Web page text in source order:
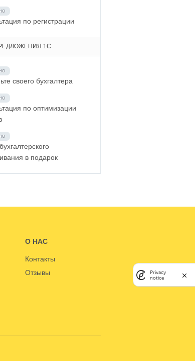
по регистрации
1С
своего бухгалтера
по оптимизации
в подарок
О НАС
Контакты
Отзывы
Privacy
notice